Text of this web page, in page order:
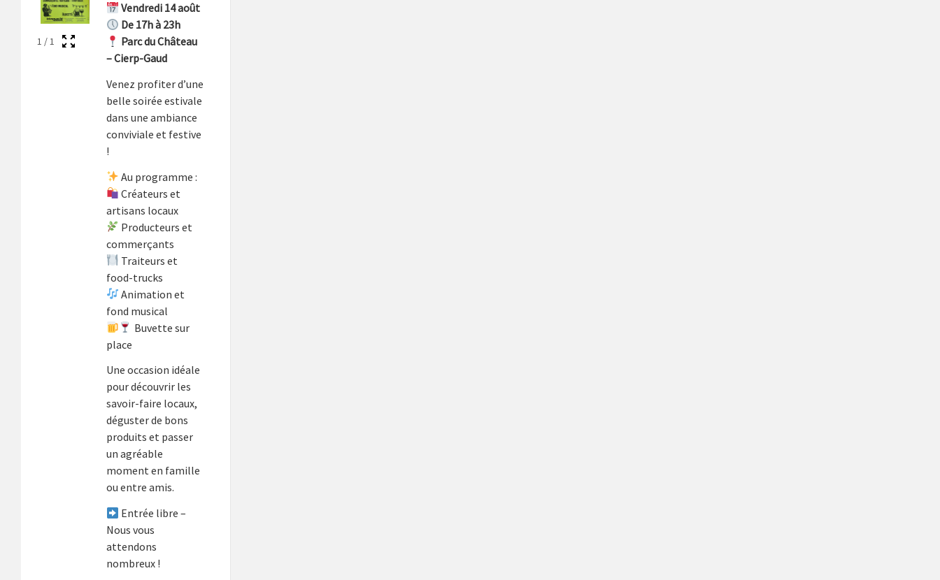
1 /1
Vendredi 14 août
De 17h à 23h
Parc du Château
– Cierp-Gaud
Venez profiter d’une
belle soirée estivale
dans une ambiance
conviviale et festive
!
Au programme :
Créateurs et
artisans locaux
Producteurs et
commerçants
Traiteurs et
food-trucks
Animation et
fond musical
Buvette sur
place
Une occasion idéale
pour découvrir les
savoir-faire locaux,
déguster de bons
produits et passer
un agréable
moment en famille
ou entre amis.
Entrée libre –
Nous vous
attendons
nombreux !